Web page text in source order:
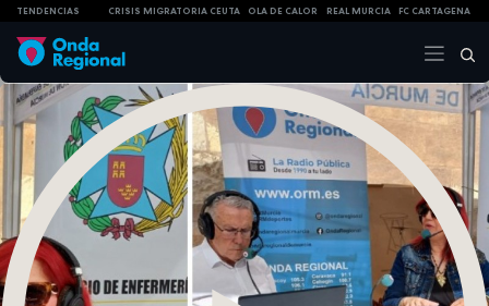
TENDENCIAS CRISIS MIGRATORIA CEUTA OLA DE CALOR REAL MURCIA FC CARTAGENA